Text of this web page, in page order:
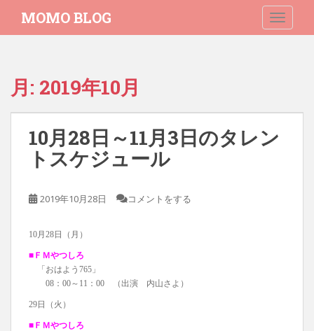
i
MOMO BLOG
月: 2019年10月
10月28日～11月3日のタレン
トスケジュール
2019年10月28日 コメントをする
10月28日（月）
■ＦＭやつしろ
「おはよう765」
08：00～11：00 （出演 内山さよ）
29日（火）
■ＦＭやつしろ